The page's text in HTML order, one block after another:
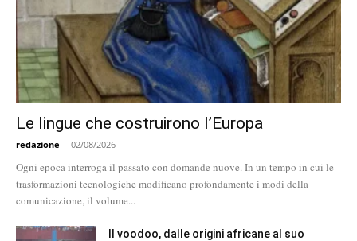
Le lingue che costruirono l’Europa
redazione - 02/08/2026
Ogni epoca interroga il passato con domande nuove. In un tempo in cui le
trasformazioni tecnologiche modificano profondamente i modi della
comunicazione, il volume...
Il voodoo, dalle origini africane al suo